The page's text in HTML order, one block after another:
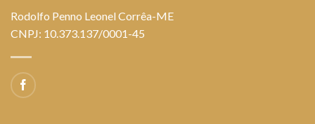
Rodolfo Penno Leonel Corrêa-ME
CNPJ: 10.373.137/0001-45